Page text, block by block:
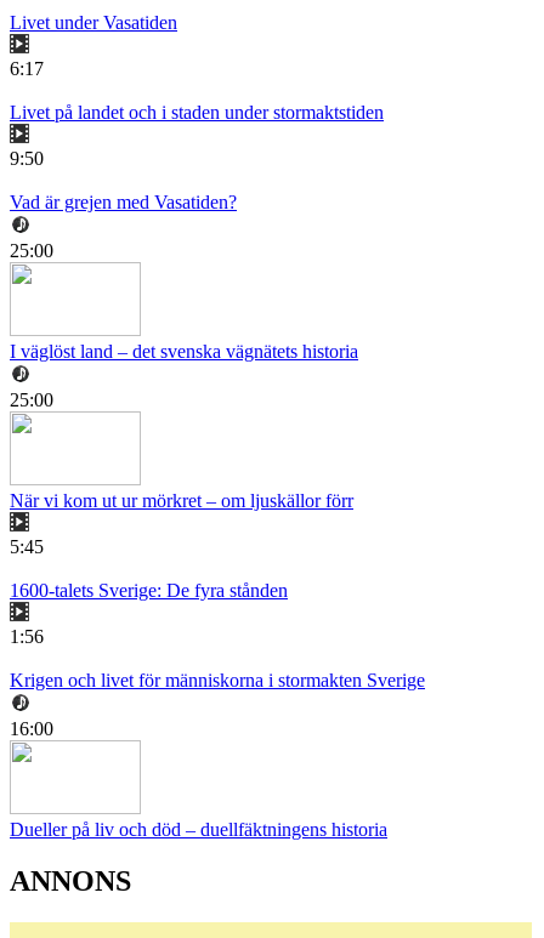
Livet under Vasatiden
6:17
Livet på landet och i staden under stormaktstiden
9:50
Vad är grejen med Vasatiden?
25:00
I väglöst land – det svenska vägnätets historia
25:00
När vi kom ut ur mörkret – om ljuskällor förr
5:45
1600-talets Sverige: De fyra stånden
1:56
Krigen och livet för människorna i stormakten Sverige
16:00
Dueller på liv och död – duellfäktningens historia
ANNONS